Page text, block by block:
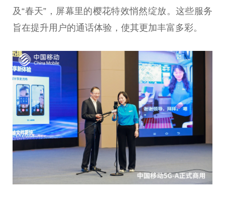
及“春天”，屏幕里的樱花特效悄然绽放。这些服务
旨在提升用户的通话体验，使其更加丰富多彩。